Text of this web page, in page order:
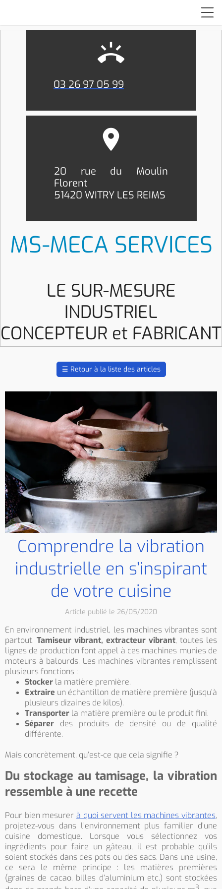
ring_volume
03 26 97 05 99
place
20 rue du Moulin
Florent
51420 WITRY LES REIMS
MS-MECA SERVICES
LE SUR-MESURE
INDUSTRIEL
CONCEPTEUR et FABRICANT
☰ Retour à la liste des articles
Comprendre la vibration
industrielle en s’inspirant
de votre cuisine
Article publié le 26/05/2020
En environnement industriel, les machines vibrantes sont
partout. Tamiseur vibrant, extracteur vibrant, toutes les
lignes de production font appel à ces machines munies de
moteurs à balourds. Les machines vibrantes remplissent
plusieurs fonctions :
Stocker la matière première.
Extraire un échantillon de matière première (jusqu’à
plusieurs dizaines de kilos).
Transporter la matière première ou le produit fini.
Séparer des produits de densité ou de qualité
différente.
Mais concrètement, qu’est-ce que cela signifie ?
Du stockage au tamisage, la vibration
ressemble à une recette
Pour bien mesurer à quoi servent les machines vibrantes,
projetez-vous dans l’environnement plus familier d’une
cuisine domestique. Lorsque vous sélectionnez vos
ingrédients pour faire un gâteau, il est probable qu’ils
soient stockés dans des pots ou des sacs. Dans une usine,
ce sera le même principe : les matières premières
(graines de cacao, billes d’aluminium etc.) sont stockées